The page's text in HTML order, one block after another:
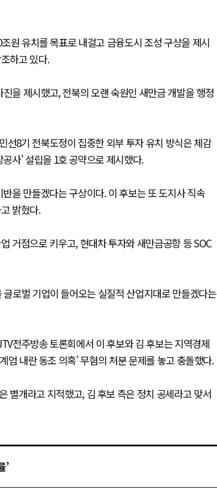
원 유치를 목표로 내걸고 금융도시 조성 구상을 제시
하고 있다.
을 제시했고, 전북의 오랜 숙원인 새만금 개발을 행정
선8기 전북도정이 집중한 외부 투자 유치 방식은 체감
사’ 설립을 1호 공약으로 제시했다.
을 만들겠다는 구상이다. 이 후보는 또 도지사 직속
밝혔다.
거점으로 키우고, 현대차 투자와 새만금공항 등 SOC
로벌 기업이 들어오는 실질적 산업지대로 만들겠다는
전주방송 토론회에서 이 후보와 김 후보는 지역경제
엄 내란 동조 의혹’ 무혐의 처분 문제를 놓고 충돌했다.
별개라고 지적했고, 김 후보 측은 정치 공세라고 맞서
’